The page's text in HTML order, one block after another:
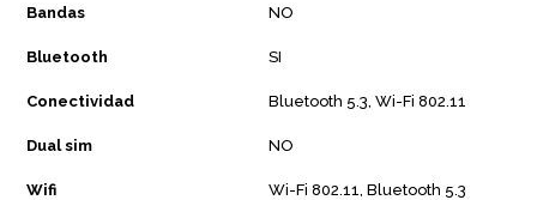
Bandas NO
Bluetooth SI
Conectividad Bluetooth 5.3, Wi-Fi 802.11
Dual sim NO
Wifi Wi-Fi 802.11, Bluetooth 5.3